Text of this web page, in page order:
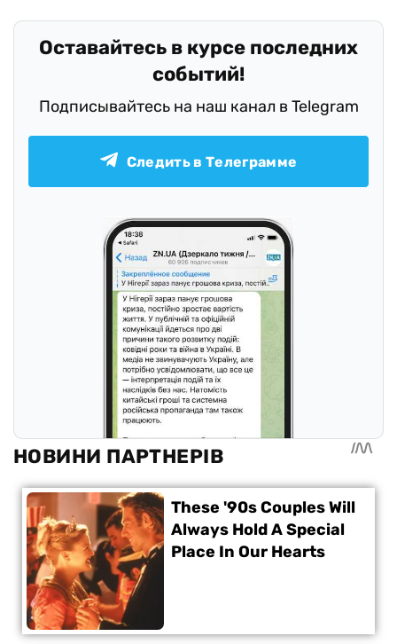
Оставайтесь в курсе последних
событий!
Подписывайтесь на наш канал в Telegram
Следить в Телеграмме